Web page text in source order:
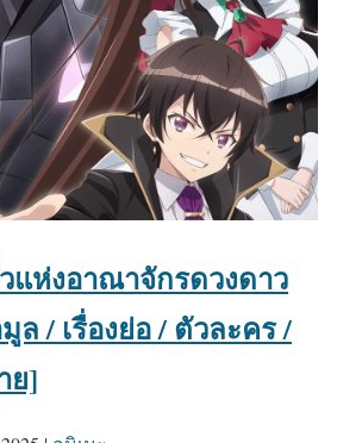
แห่งอาณาจักรดวงดาว
ล / เรื่องย่อ / ตัวละคร /
ย]